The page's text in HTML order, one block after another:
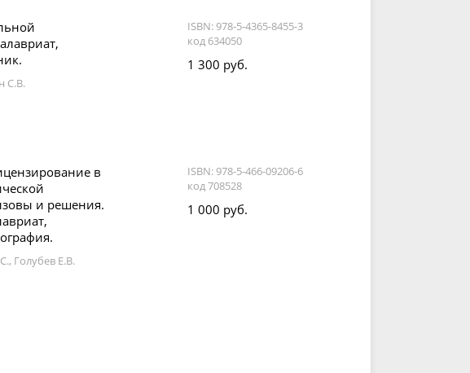
С.В.
ISBN: 978-5-4365-8455-3
код 634050
1 300 руб.
в
и решения.
Голубев Е.В.
ISBN: 978-5-466-09206-6
код 708528
1 000 руб.